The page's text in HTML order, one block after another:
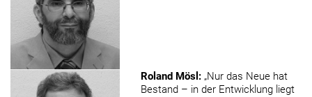
Roland Mösl : „Nur das Neue hat
Bestand – in der Entwicklung liegt